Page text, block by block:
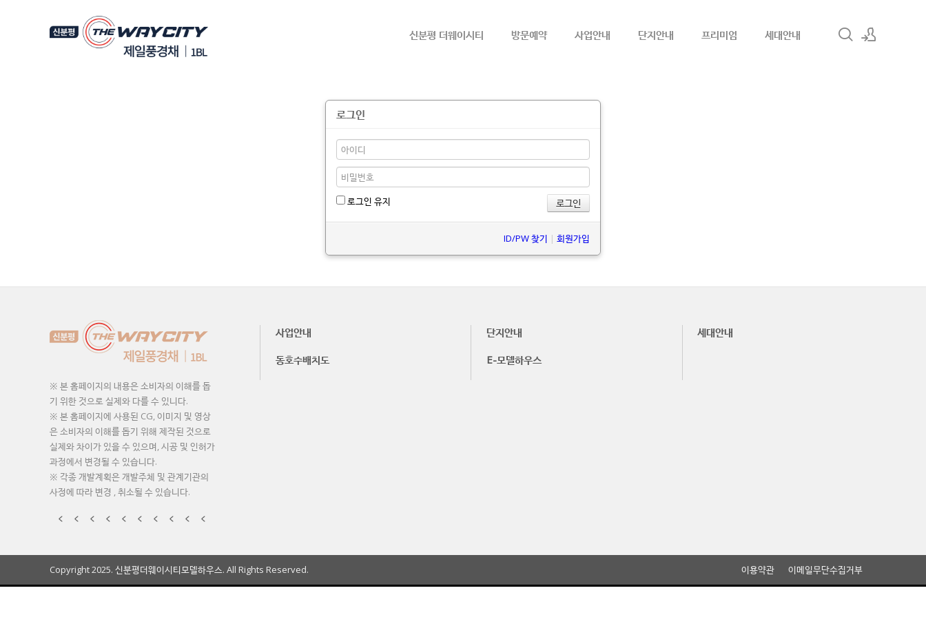
신분평 더웨이시티 방문예약 사업안내 단지안내 프리미엄 세대안내
로그인
로그인 유지
ID/PW 찾기 | 회원가입
※ 본 홈페이지의 내용은 소비자의 이해를 돕
기 위한 것으로 실제와 다를 수 있니다.
※ 본 홈페이지에 사용된 CG, 이미지 및 영상
은 소비자의 이해를 돕기 위해 제작된 것으로
실제와 차이가 있을 수 있으며, 시공 및 인허가
과정에서 변경될 수 있습니다.
※ 각종 개발계획은 개발주체 및 관계기관의
사정에 따라 변경 , 취소될 수 있습니다.
사업안내 단지안내
세대안내
동호수배치도
E-모델하우스
이메일무단수집거부
이용약관
Copyright 2025. 신분평더웨이시티모델하우스. All Rights Reserved.